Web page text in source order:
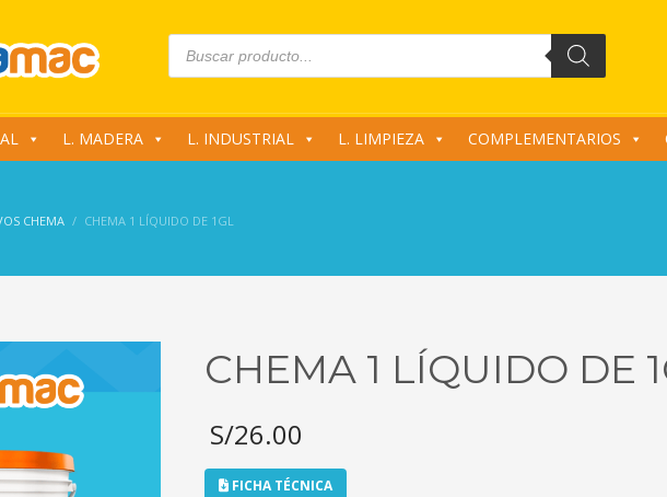
Products
search
L. MADERA L. INDUSTRIAL L. LIMPIEZA COMPLEMENTARIOS
CHEMA CHEMA 1 LÍQUIDO DE 1GL
CHEMA 1 LÍQUIDO DE
S/26.00
FICHA TÉCNICA